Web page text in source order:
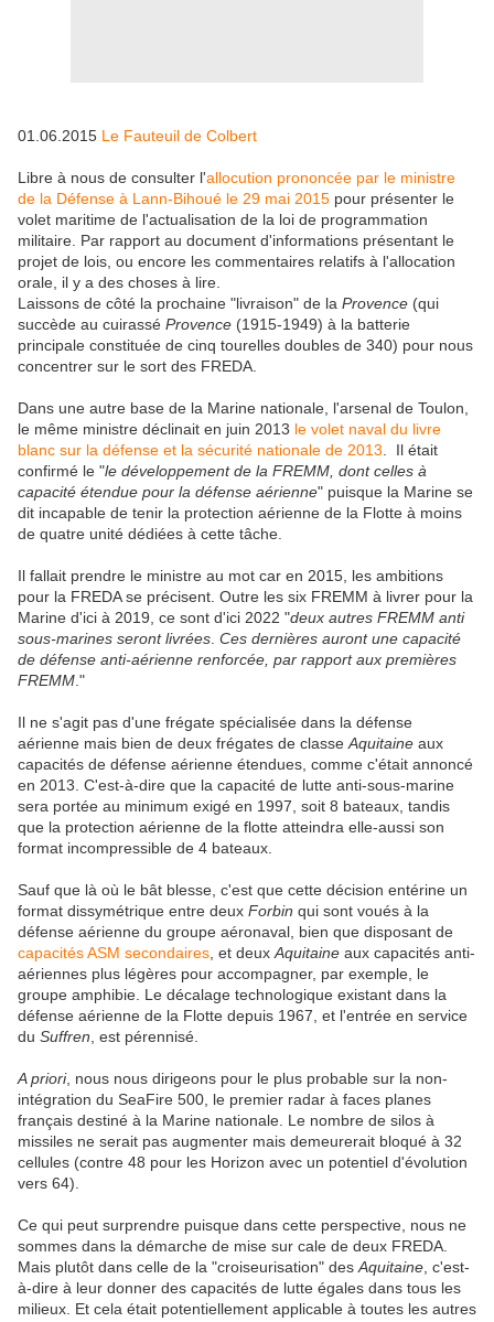
01.06.2015 Le Fauteuil de Colbert
Libre à nous de consulter l'allocution prononcée par le ministre
de la Défense à Lann-Bihoué le 29 mai 2015 pour présenter le
volet maritime de l'actualisation de la loi de programmation
militaire. Par rapport au document d'informations présentant le
projet de lois, ou encore les commentaires relatifs à l'allocation
orale, il y a des choses à lire.
Laissons de côté la prochaine "livraison" de la Provence (qui
succède au cuirassé Provence (1915-1949) à la batterie
principale constituée de cinq tourelles doubles de 340) pour nous
concentrer sur le sort des FREDA.
Dans une autre base de la Marine nationale, l'arsenal de Toulon,
le même ministre déclinait en juin 2013 le volet naval du livre
blanc sur la défense et la sécurité nationale de 2013 . Il était
confirmé le "le développement de la FREMM, dont celles à
capacité étendue pour la défense aérienne" puisque la Marine se
dit incapable de tenir la protection aérienne de la Flotte à moins
de quatre unité dédiées à cette tâche.
Il fallait prendre le ministre au mot car en 2015, les ambitions
pour la FREDA se précisent. Outre les six FREMM à livrer pour la
Marine d'ici à 2019, ce sont d'ici 2022 "deux autres FREMM anti
sous-marines seront livrées Ces dernières auront une capacité
de défense anti-aérienne renforcée, par rapport aux premières
FREMM ."
Il ne s'agit pas d'une frégate spécialisée dans la défense
aérienne mais bien de deux frégates de classe Aquitaine aux
capacités de défense aérienne étendues, comme c'était annoncé
en 2013. C'est-à-dire que la capacité de lutte anti-sous-marine
sera portée au minimum exigé en 1997, soit 8 bateaux, tandis
que la protection aérienne de la flotte atteindra elle-aussi son
format incompressible de 4 bateaux.
Sauf que là où le bât blesse, c'est que cette décision entérine un
format dissymétrique entre deux Forbin qui sont voués à la
défense aérienne du groupe aéronaval, bien que disposant de
capacités ASM secondaires , et deux Aquitaine aux capacités anti-
aériennes plus légères pour accompagner, par exemple, le
groupe amphibie. Le décalage technologique existant dans la
défense aérienne de la Flotte depuis 1967, et l'entrée en service
du Suffren , est pérennisé.
A priori, nous nous dirigeons pour le plus probable sur la non-
intégration du SeaFire 500, le premier radar à faces planes
français destiné à la Marine nationale. Le nombre de silos à
missiles ne serait pas augmenter mais demeurerait bloqué à 32
cellules (contre 48 pour les Horizon avec un potentiel d'évolution
vers 64).
Ce qui peut surprendre puisque dans cette perspective, nous ne
sommes dans la démarche de mise sur cale de deux FREDA.
Mais plutôt dans celle de la "croiseurisation" des Aquitaine , c'est-
à-dire à leur donner des capacités de lutte égales dans tous les
milieux. Et cela était potentiellement applicable à toutes les autres